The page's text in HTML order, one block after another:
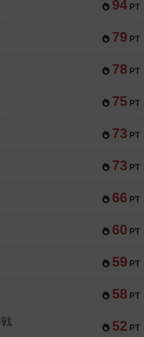
94 PT
79 PT
78 PT
75 PT
73 PT
73 PT
66 PT
60 PT
59 PT
58 PT
52 PT